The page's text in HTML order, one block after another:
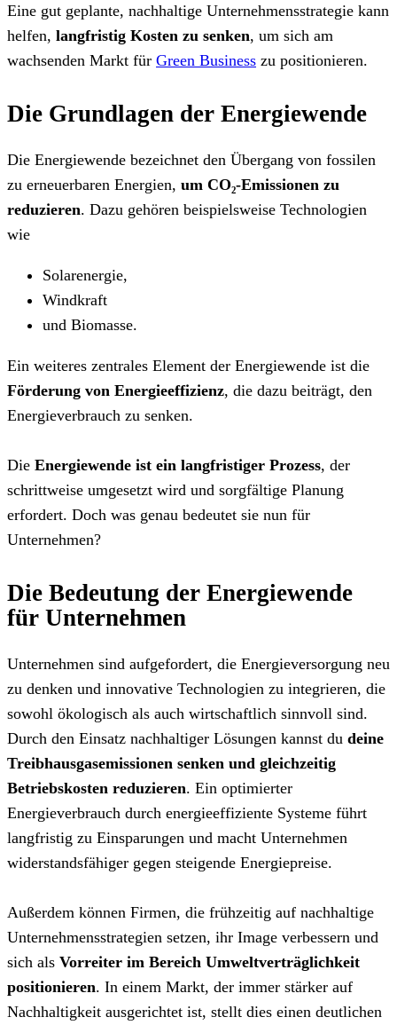
Eine gut geplante, nachhaltige Unternehmensstrategie kann
helfen, langfristig Kosten zu senken, um sich am
wachsenden Markt für Green Business zu positionieren.
Die Grundlagen der Energiewende
Die Energiewende bezeichnet den Übergang von fossilen
zu erneuerbaren Energien, um CO₂-Emissionen zu
reduzieren. Dazu gehören beispielsweise Technologien
wie
Solarenergie,
Windkraft
und Biomasse.
Ein weiteres zentrales Element der Energiewende ist die
Förderung von Energieeffizienz, die dazu beiträgt, den
Energieverbrauch zu senken.
Die Energiewende ist ein langfristiger Prozess, der
schrittweise umgesetzt wird und sorgfältige Planung
erfordert. Doch was genau bedeutet sie nun für
Unternehmen?
Die Bedeutung der Energiewende
für Unternehmen
Unternehmen sind aufgefordert, die Energieversorgung neu
zu denken und innovative Technologien zu integrieren, die
sowohl ökologisch als auch wirtschaftlich sinnvoll sind.
Durch den Einsatz nachhaltiger Lösungen kannst du deine
Treibhausgasemissionen senken und gleichzeitig
Betriebskosten reduzieren. Ein optimierter
Energieverbrauch durch energieeffiziente Systeme führt
langfristig zu Einsparungen und macht Unternehmen
widerstandsfähiger gegen steigende Energiepreise.
Außerdem können Firmen, die frühzeitig auf nachhaltige
Unternehmensstrategien setzen, ihr Image verbessern und
sich als Vorreiter im Bereich Umweltverträglichkeit
positionieren. In einem Markt, der immer stärker auf
Nachhaltigkeit ausgerichtet ist, stellt dies einen deutlichen